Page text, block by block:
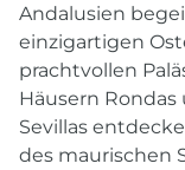
Andalusien
einzigartigen
prachtvollen
Häusern
Sevillas
des maurischen